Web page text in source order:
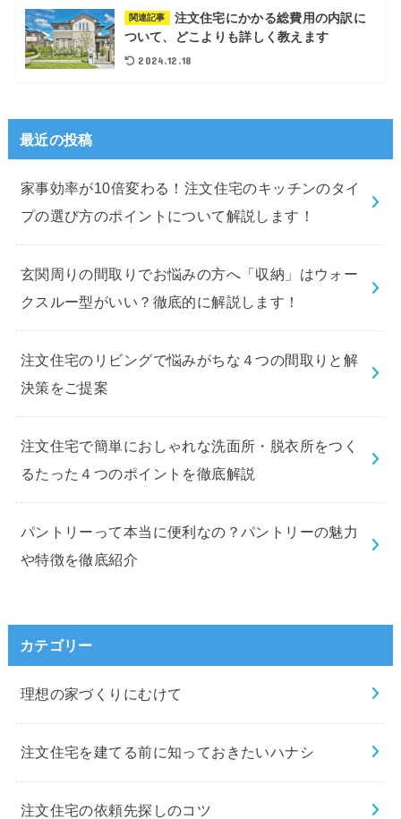
関連記事
注文住宅にかかる総費用の内訳に
ついて、どこよりも詳しく教えます
2024.12.18
最近の投稿
家事効率が10倍変わる！注文住宅のキッチンのタイ
プの選び方のポイントについて解説します！
玄関周りの間取りでお悩みの方へ「収納」はウォー
クスルー型がいい？徹底的に解説します！
注文住宅のリビングで悩みがちな４つの間取りと解
決策をご提案
注文住宅で簡単におしゃれな洗面所・脱衣所をつく
るたった４つのポイントを徹底解説
パントリーって本当に便利なの？パントリーの魅力
や特徴を徹底紹介
カテゴリー
理想の家づくりにむけて
注文住宅を建てる前に知っておきたいハナシ
注文住宅の依頼先探しのコツ